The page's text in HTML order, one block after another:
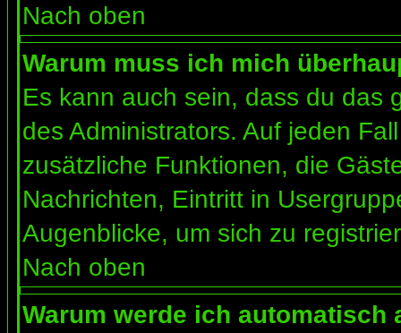
Nach oben
Warum muss ich mich
Es kann auch sein, dass du das
des Administrators. Auf jeden
zusätzliche Funktionen, die
Nachrichten, Eintritt in
Augenblicke, um sich zu
Nach oben
Warum werde ich automatisch